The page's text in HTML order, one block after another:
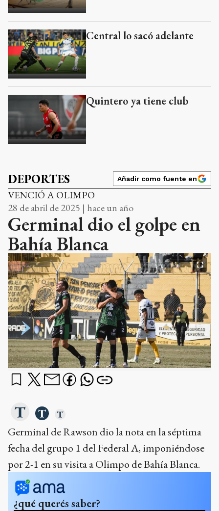
Central lo sacó adelante
Quintero ya tiene club
DEPORTES Añadir como fuente en
VENCIÓ A OLIMPO
28 de abril de 2025 | hace un año
Germinal dio el golpe en
Bahía Blanca
Germinal de Rawson dio la nota en la séptima
fecha del grupo 1 del Federal A, imponiéndose
por 2-1 en su visita a Olimpo de Bahía Blanca.
¿qué querés saber?